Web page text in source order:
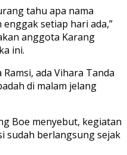
tahu apa nama
setiap hari ada,”
anggota Karang
ini.
ada Vihara Tanda
di malam jelang
Boe menyebut, kegiatan
sudah berlangsung sejak